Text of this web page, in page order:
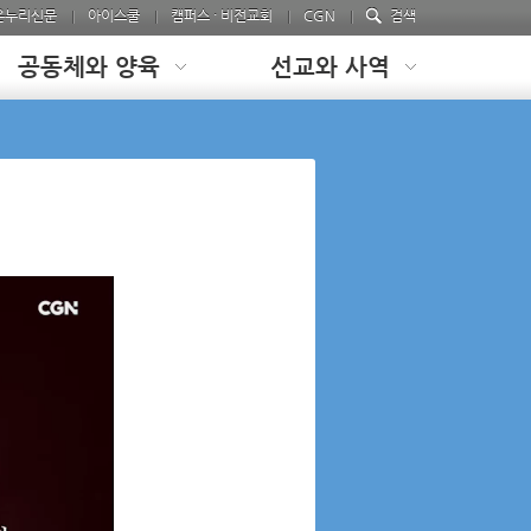
누리신문 아이스쿨 캠퍼스 · 비전교회 CGN 검색
공동체와 양육 선교와 사역